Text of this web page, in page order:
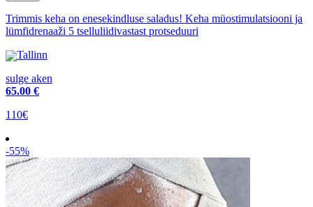
Trimmis keha on enesekindluse saladus! Keha müostimulatsiooni ja
lümfidrenaaži 5 tselluliidivastast protseduuri
Tallinn
sulge aken
65.00 €
110€
-55%